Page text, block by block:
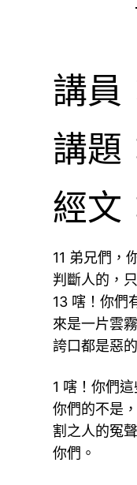
講員
講題
經文
11 弟兄們，
判斷人的，
13 嗐！你們
來是一片雲
誇口都是惡
1 嗐！你們
你們的不是
割之人的冤
你們。